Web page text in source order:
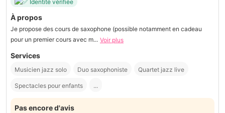
Identité vérifiée
À propos
Je propose des cours de saxophone (possible notamment en cadeau
pour un premier cours avec m... Voir plus
Services
Musicien jazz solo Duo saxophoniste Quartet jazz live
Spectacles pour enfants ...
Pas encore d'avis